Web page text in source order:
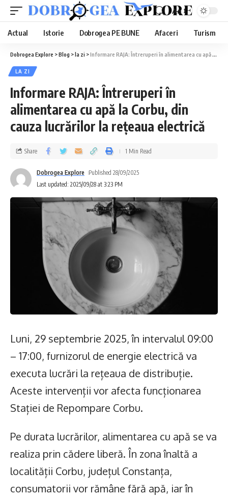
Aa
Actual Istorie Dobrogea PE BUNE Afaceri Turism
Dobrogea Explore >Blog >la zi >Informare RAJA: Întreruperi în alimentarea cu apă la Corbu, din cauza lucrărilor la rețeaua electrică
LA ZI
Informare RAJA: Întreruperi în
alimentarea cu apă la Corbu, din
cauza lucrărilor la rețeaua electrică
Last updated: 2025/09/28 at 3:23 PM
Dobrogea Explore Published 28/09/2025
Share 1 Min Read
Luni, 29 septembrie 2025, în intervalul 09:00
– 17:00, furnizorul de energie electrică va
executa lucrări la rețeaua de distribuție.
Aceste intervenții vor afecta funcționarea
Stației de Repompare Corbu.
Pe durata lucrărilor, alimentarea cu apă se va
realiza prin cădere liberă. În zona înaltă a
localității Corbu, județul Constanța,
consumatorii vor rămâne fără apă, iar în